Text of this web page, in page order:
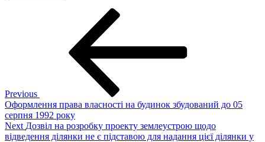
Previous
Оформлення права власності на будинок збудований до 05
серпня 1992 року
Next
Post
Next Дозвіл на розробку проекту землеустрою щодо
відведення ділянки не є підставою для надання цієї ділянки у